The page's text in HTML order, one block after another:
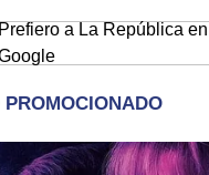
a La República en